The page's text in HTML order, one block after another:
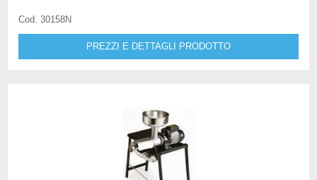
Cod. 30158N
PREZZI E DETTAGLI PRODOTTO